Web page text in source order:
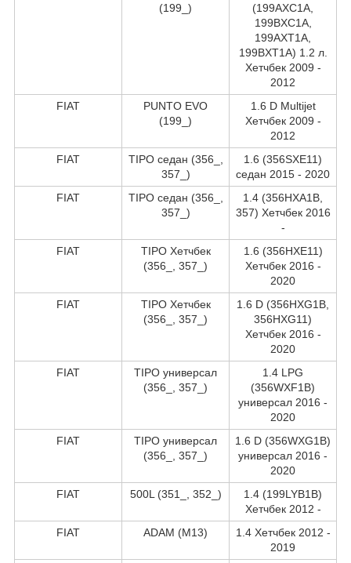
(199_)
(199AXC1A,
199BXC1A,
199AXT1A,
199BXT1A) 1.2 л.
Хетчбек 2009 -
2012
FIAT
PUNTO EVO
(199_)
1.6 D Multijet
Хетчбек 2009 -
2012
FIAT
TIPO седан (356_,
357_)
1.6 (356SXE11)
седан 2015 - 2020
FIAT
TIPO седан (356_,
357_)
1.4 (356HXA1B,
357) Хетчбек 2016
-
FIAT
TIPO Хетчбек
(356_, 357_)
1.6 (356HXE11)
Хетчбек 2016 -
2020
FIAT
TIPO Хетчбек
(356_, 357_)
1.6 D (356HXG1B,
356HXG11)
Хетчбек 2016 -
2020
FIAT
TIPO универсал
(356_, 357_)
1.4 LPG
(356WXF1B)
универсал 2016 -
2020
FIAT
TIPO универсал
(356_, 357_)
1.6 D (356WXG1B)
универсал 2016 -
2020
FIAT
500L (351_, 352_)
1.4 (199LYB1B)
Хетчбек 2012 -
FIAT
ADAM (M13)
1.4 Хетчбек 2012 -
2019